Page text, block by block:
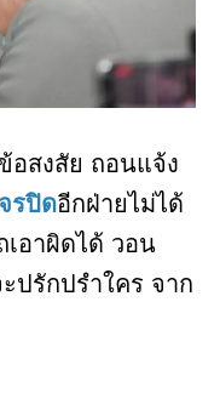
อสงสัย ถอนแจ้ง
รปิดอีกฝ่ายไม่ได้
อาผิดได้ วอน
ปรักปรำใคร จาก